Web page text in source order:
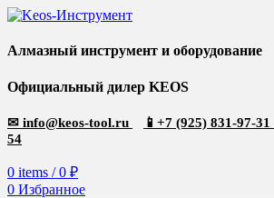
Алмазный инструмент и оборудование
Официальный дилер KEOS
✉ info@keos-tool.ru 📱 +7 (925) 831-97-31
54
0 items / 0 ₽
0 Избранное